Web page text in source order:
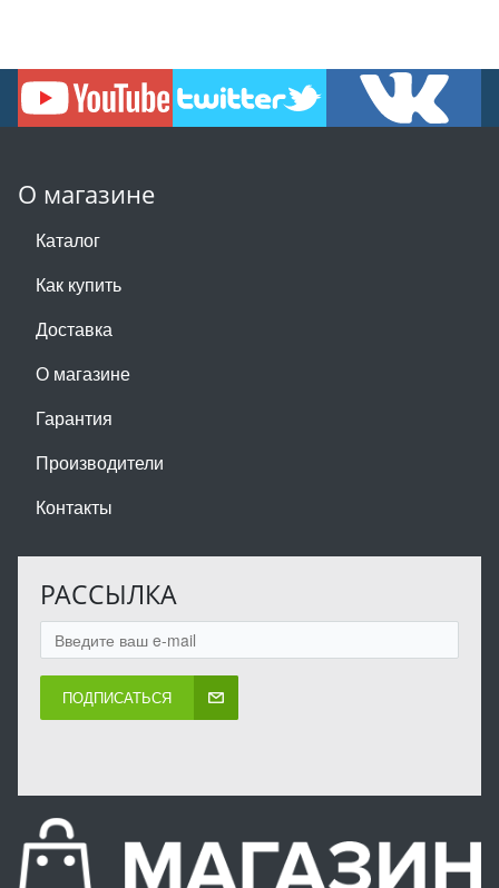
О магазине
Каталог
Как купить
Доставка
О магазине
Гарантия
Производители
Контакты
РАССЫЛКА
ПОДПИСАТЬСЯ